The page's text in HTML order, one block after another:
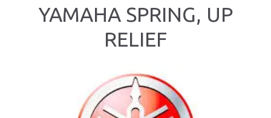
YAMAHA SPRING, UP
RELIEF